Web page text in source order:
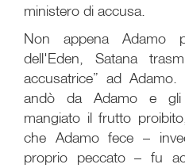
ministero di accusa.
Non appena Adamo
dell'Eden, Satana
accusatrice” ad
andò da Adamo e gli
mangiato il frutto
che Adamo fece –
proprio peccato – fu